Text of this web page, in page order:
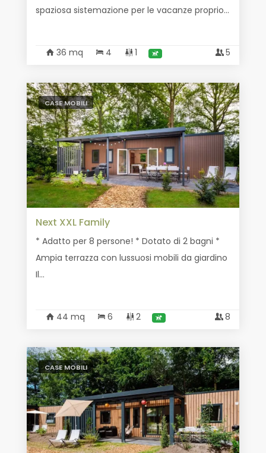
spaziosa sistemazione per le vacanze proprio...
36 mq 4 1 5
CASE MOBILI
Next XXL Family
* Adatto per 8 persone! * Dotato di 2 bagni *
Ampia terrazza con lussuosi mobili da giardino
Il...
44 mq 6 2 8
CASE MOBILI